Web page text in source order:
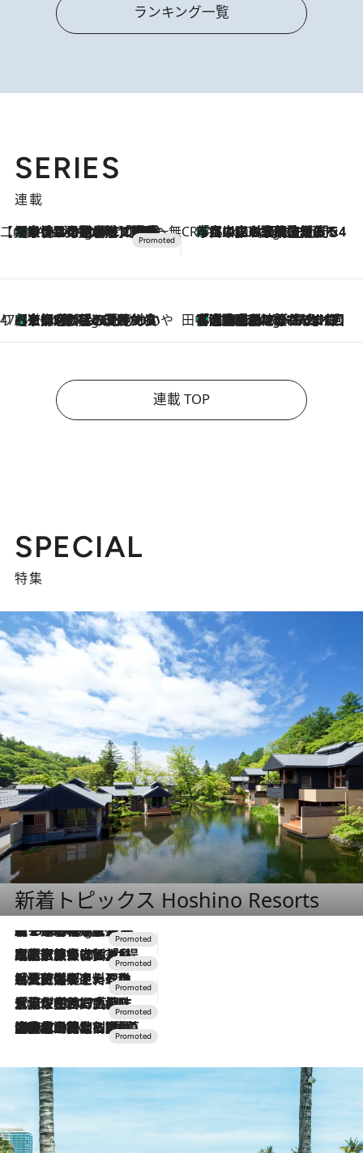
ランキング一覧
SERIES
連載
【CREA×星野リゾート】唯一無二。癒しと発見が待つ場所へ
1 Hour Ago
【トンボの足水浴】ヒノキの香りに包まれて涼感マックス！約13℃の湧水かけ流しを避暑地「星野温泉 トンボの湯」で体験 CREA'S CHOICE
3 Hours Ago
「立川にも歌舞伎があるんだよ」 片岡仁左衛門・市川中車ら豪華座組みで4年目の立川立飛歌舞伎へ
47都道府県の手みやげ ひんやりスイーツで夏を満喫
3 Hours Ago
【京都府】この夏絶対食べたい 冷やしておいしいおやつ3選 ひと口目から心を掴む新緑のテリーヌ 田中稲の勝手に再ブーム
8 Hours Ago
「湘南乃風に憧れて」観客大盛上がりの“タオル回し”に、ラッパー顔負けの高速歌唱まで…さだまさし（74）のアグレッシブすぎる現在地
連載 TOP
SPECIAL
特集
新着トピックス Hoshino Resorts
1 Hour Ago
【トンボの足水浴】ヒノキの香りに包まれて涼感マックス！約13℃の湧水かけ流しを避暑地「星野温泉 トンボの湯」で体験
2026.7.31
【ホテル帰省】という選択肢をOMOが提案。家族とほどよい距離を保つには「昼は実家、夜は気兼ねなくホテルで！」
2026.7.24
【夏限定ディナーコース】旬を迎える稚鮎や花ズッキーニなどをイタリア・トスカーナの郷土料理の手法で満喫！
2026.7.17
「土佐和ハーブかき氷」がOMO7高知に登場！生姜、山椒、大葉など目にも舌にも涼を呼ぶ郷土の味
2026.7.10
NEW OPEN！【界 草津】名湯の地に誕生。趣の異なる2種の温泉と上州ならではの会席・蕎麦割烹など美食を味わう究極の癒やし旅